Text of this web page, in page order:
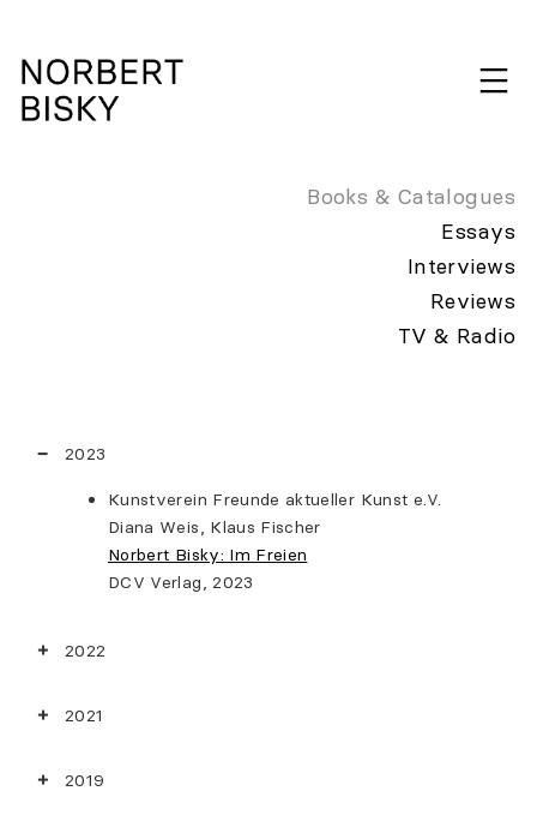
content
NORBERT
BISKY
Books & Catalogues
Essays
Interviews
Reviews
TV & Radio
2023
Kunstverein Freunde aktueller Kunst e.V.
Diana Weis, Klaus Fischer
Norbert Bisky: Im Freien
DCV Verlag, 2023
2022
2021
2019